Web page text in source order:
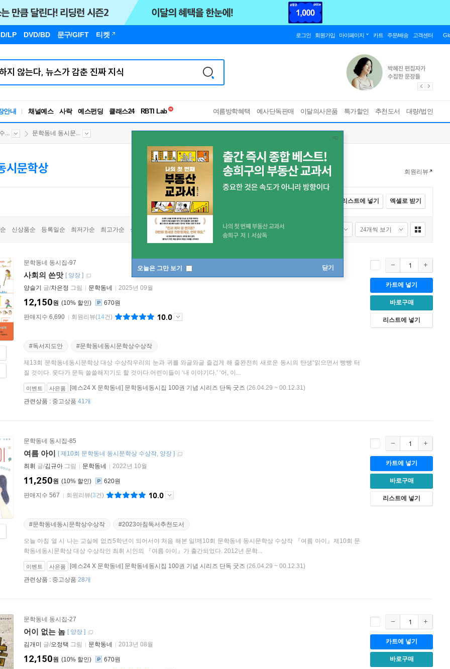
LP DVD/BD 문구/GIFT 티켓 로그인 회원가입 마이페이지 카트 주문/배송 고객센터
안내 채널예스 사락 예스펀딩 클래스24
독서유형검사
여름방학혜택 예사단독판매 이달의사은품 특가할인 추천도서 대량/법인
오늘은 그만 보기 닫기
... 문학동네 동시문...
시문학상 회원리뷰
리스트에 넣기 엑셀로 받기
신상품순 등록일순 최저가순 최고가순 상품명순
문학동네 동시집-97
사회의 쓴맛 [ 양장 ]
양슬기
글/차은정 그림 문학동네 2025년 09월
10%
12,150원
670원
판매지수 6,690
회원리뷰(14건) 10.0
#독서지도안 #문학동네동시문학상수상작
제13회 문학동네동시문학상 대상 수상작우리의 눈과 귀를 와글와글 즐겁게 해 줄완전히 새로운 동시의 탄생“읽으면서 빵빵 터
질 것이다. 웃다가 문득 쓸쓸해지기도 할 것이다.어린이들이 ‘내 이야기다.’ ‘어, 이...
이벤트 사은품 [예스24 X 문학동네] 문학동네동시집 100권 기념 시리즈 단독 굿즈 (26.04.29 ~ 00.12.31)
관련상품 : 중고상품 41개
카트에 넣기
바로구매
리스트에 넣기
문학동네 동시집-85
여름 아이 [제10회 문학동네 동시문학상 수상작 양장 ]
최휘 글/김규아 그림 문학동네 2022년 10월
10%
11,250원
620원
판매지수 567
회원리뷰(3건) 10.0
#문학동네동시문학상수상작 #2023아침독서추천도서
오늘 아침 열 시 나는 교실에 없죠5학년이 되어서야 처음 해본 일!제10회 문학동네 동시문학상 수상작 『여름 아이』제10회 문
학동네동시문학상 대상 수상작인 최휘 시인의 『여름 아이』가 출간되었다. 2012년 문학...
이벤트 사은품 [예스24 X 문학동네] 문학동네동시집 100권 기념 시리즈 단독 굿즈 (26.04.29 ~ 00.12.31)
관련상품 : 중고상품 28개
카트에 넣기
바로구매
리스트에 넣기
문학동네 동시집-27
어이 없는 놈 [ 양장 ]
김개미
글/오정택 그림 문학동네 2013년 08월
10%
12,150원
670원
카트에 넣기
바로구매